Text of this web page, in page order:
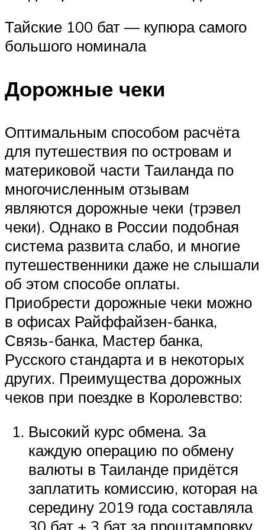
Тайские 100 бат — купюра самого
большого номинала
Дорожные чеки
Оптимальным способом расчёта
для путешествия по островам и
материковой части Таиланда по
многочисленным отзывам
являются дорожные чеки (трэвел
чеки). Однако в России подобная
система развита слабо, и многие
путешественники даже не слышали
об этом способе оплаты.
Приобрести дорожные чеки можно
в офисах Райффайзен-банка,
Связь-банка, Мастер банка,
Русского стандарта и в некоторых
других. Преимущества дорожных
чеков при поездке в Королевство:
Высокий курс обмена. За
каждую операцию по обмену
валюты в Таиланде придётся
заплатить комиссию, которая на
середину 2019 года составляла
30 бат + 3 бат за проштамповку